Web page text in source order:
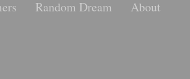
Random Dream About